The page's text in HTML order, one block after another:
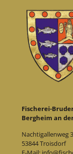
Fischerei-
Bergheim an
Nachtigallenweg
53844 Troisdorf